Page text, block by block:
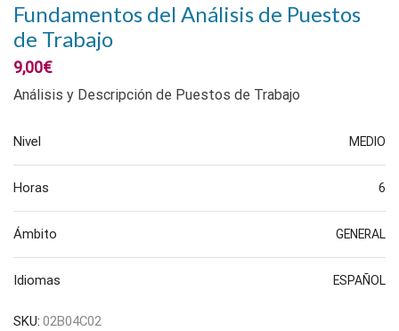
Fundamentos del Análisis de Puestos
de Trabajo
9,00€
Análisis y Descripción de Puestos de Trabajo
Nivel MEDIO
Horas 6
Ámbito GENERAL
Idiomas ESPAÑOL
SKU: 02B04C02